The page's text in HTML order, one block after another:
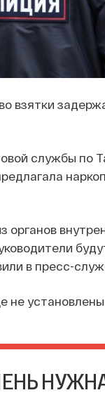
взятки
службы по
органов
в пресс-
не